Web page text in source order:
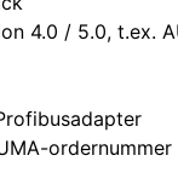
4.0 / 5.0, t.ex.
ordernummer